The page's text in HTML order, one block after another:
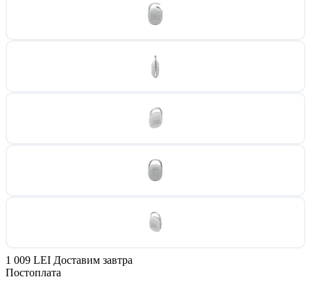
1 009 LEI Доставим завтра
Постоплата